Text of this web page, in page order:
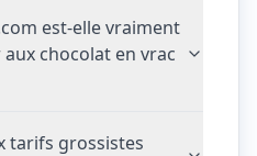
est-elle vraiment
chocolat en vrac
tarifs grossistes